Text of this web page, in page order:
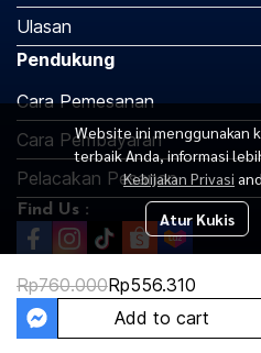
Rp760.000Rp556.310
Add to cart
Website ini menggunakan
terbaik Anda, informasi
Kebijakan Privasi and
Atur Kukis
Ulasan
Pendukung
Cara Pemesanan
Cara Pembayaran
Pelacakan Pesanan
Find Us :
Copyright 2026 | All Rights
Jasa Pembuatan